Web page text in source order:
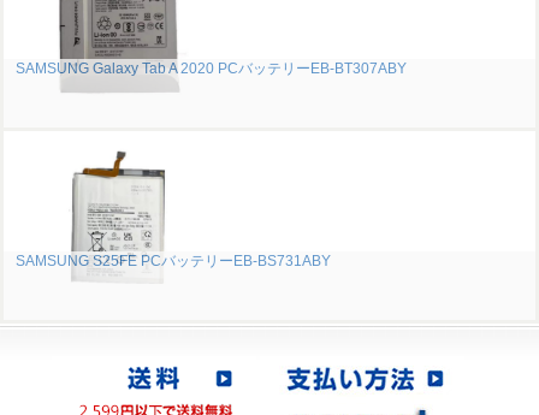
SAMSUNG Galaxy Tab A 2020 PCバッテリーEB-BT307ABY
SAMSUNG S25FE PCバッテリーEB-BS731ABY